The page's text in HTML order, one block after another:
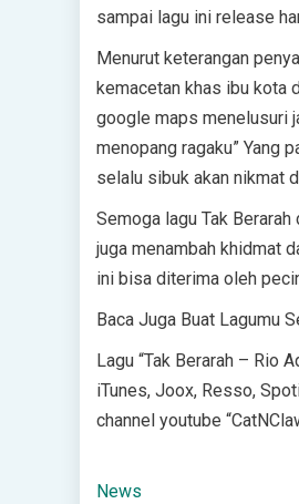
sampai lagu ini release
Menurut keterangan
kemacetan khas ibu kota
google maps menelusuri
menopang ragaku” Yang
selalu sibuk akan nikmat
Semoga lagu Tak
juga menambah khidmat
ini bisa diterima oleh
Baca Juga Buat Lagumu
Lagu “Tak Berarah – Rio
iTunes, Joox, Resso,
channel youtube
News